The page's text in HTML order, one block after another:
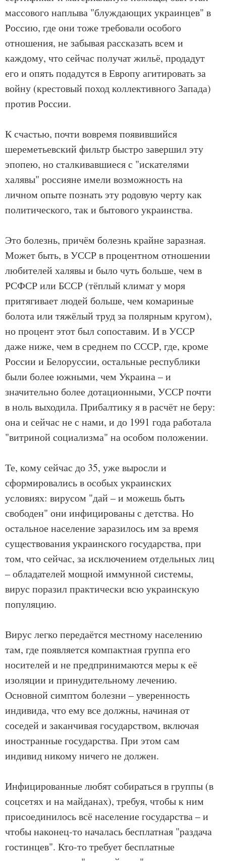
массового наплыва "блуждающих украинцев" в
Россию, где они тоже требовали особого
отношения, не забывая рассказать всем и
каждому, что сейчас получат жильё, продадут
его и опять подадутся в Европу агитировать за
войну (крестовый поход коллективного Запада)
против России.
К счастью, почти вовремя появившийся
шереметьевский фильтр быстро завершил эту
эпопею, но сталкивавшиеся с "искателями
халявы" россияне имели возможность на
личном опыте познать эту родовую черту как
политического, так и бытового украинства.
Это болезнь, причём болезнь крайне заразная.
Может быть, в УССР в процентном отношении
любителей халявы и было чуть больше, чем в
РСФСР или БССР (тёплый климат у моря
притягивает людей больше, чем комариные
болота или тяжёлый труд за полярным кругом),
но процент этот был сопоставим. И в УССР
даже ниже, чем в среднем по СССР, где, кроме
России и Белоруссии, остальные республики
были более южными, чем Украина – и
значительно более дотационными, УССР почти
в ноль выходила. Прибалтику я в расчёт не беру:
она и сейчас не с нами, и до 1991 года работала
"витриной социализма" на особом положении.
Те, кому сейчас до 35, уже выросли и
сформировались в особых украинских
условиях: вирусом "дай – и можешь быть
свободен" они инфицированы с детства. Но
остальное население заразилось им за время
существования украинского государства, при
том, что сейчас, за исключением отдельных лиц
– обладателей мощной иммунной системы,
вирус поразил практически всю украинскую
популяцию.
Вирус легко передаётся местному населению
там, где появляется компактная группа его
носителей и не предпринимаются меры к её
изоляции и принудительному лечению.
Основной симптом болезни – уверенность
индивида, что ему все должны, начиная от
соседей и заканчивая государством, включая
иностранные государства. При этом сам
индивид никому ничего не должен.
Инфицированные любят собираться в группы (в
соцсетях и на майданах), требуя, чтобы к ним
присоединилось всё население государства – и
чтобы наконец-то началась бесплатная "раздача
гостинцев". Кто-то требует бесплатные